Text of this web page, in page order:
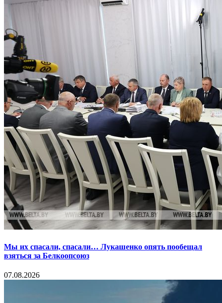
Мы их спасали, спасали… Лукашенко опять пообещал
взяться за Белкоопсоюз
07.08.2026